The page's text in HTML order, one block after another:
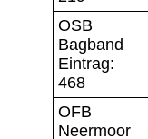
OSB
Bagband
Eintrag:
468
OFB
Neermoor